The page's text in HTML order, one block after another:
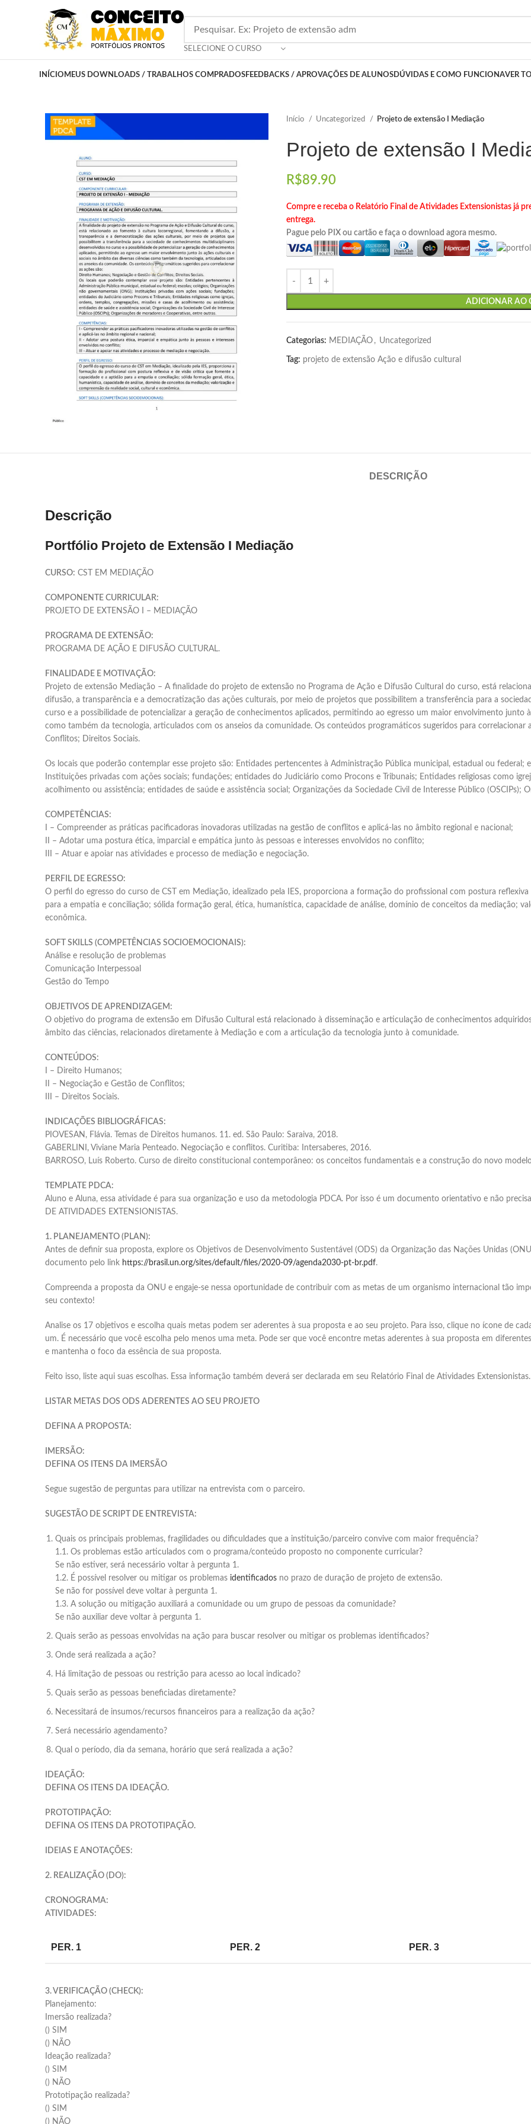
SELECIONE O CURSO
INÍCIO MEUS DOWNLOADS / TRABALHOS COMPRADOSFEEDBACKS / APROVAÇÕES DE ALUNOS DÚVIDAS E COMO FUNCIONAVER
Início Uncategorized Projeto de extensão I Mediação
Projeto de extensão I
R$89.90
Compre e receba o Relatório Final de Atividades Extensionistas já
entrega.
Pague pelo PIX ou cartão e faça o download agora mesmo.
ADICIONAR AO
Categorias: MEDIAÇÃO , Uncategorized
Tag: projeto de extensão Ação e difusão cultural
DESCRIÇÃO
Descrição
Portfólio Projeto de Extensão I Mediação
CURSO: CST EM MEDIAÇÃO
COMPONENTE CURRICULAR:
PROJETO DE EXTENSÃO I – MEDIAÇÃO
PROGRAMA DE EXTENSÃO:
PROGRAMA DE AÇÃO E DIFUSÃO CULTURAL.
FINALIDADE E MOTIVAÇÃO:
Projeto de extensão Mediação – A finalidade do projeto de extensão no Programa de Ação e Difusão Cultural do curso, está
difusão, a transparência e a democratização das ações culturais, por meio de projetos que possibilitem a transferência para a
curso e a possibilidade de potencializar a geração de conhecimentos aplicados, permitindo ao egresso um maior envolvimento junto
como também da tecnologia, articulados com os anseios da comunidade. Os conteúdos programáticos sugeridos para correlacionar
Conflitos; Direitos Sociais.
Os locais que poderão contemplar esse projeto são: Entidades pertencentes à Administração Pública municipal, estadual ou federal;
Instituições privadas com ações sociais; fundações; entidades do Judiciário como Procons e Tribunais; Entidades religiosas como
acolhimento ou assistência; entidades de saúde e assistência social; Organizações da Sociedade Civil de Interesse Público (OSCIPs);
COMPETÊNCIAS:
I – Compreender as práticas pacificadoras inovadoras utilizadas na gestão de conflitos e aplicá-las no âmbito regional e nacional;
II – Adotar uma postura ética, imparcial e empática junto às pessoas e interesses envolvidos no conflito;
III – Atuar e apoiar nas atividades e processo de mediação e negociação.
PERFIL DE EGRESSO:
O perfil do egresso do curso de CST em Mediação, idealizado pela IES, proporciona a formação do profissional com postura
para a empatia e conciliação; sólida formação geral, ética, humanística, capacidade de análise, domínio de conceitos da mediação;
econômica.
SOFT SKILLS (COMPETÊNCIAS SOCIOEMOCIONAIS):
Análise e resolução de problemas
Comunicação Interpessoal
Gestão do Tempo
OBJETIVOS DE APRENDIZAGEM:
O objetivo do programa de extensão em Difusão Cultural está relacionado à disseminação e articulação de conhecimentos
âmbito das ciências, relacionados diretamente à Mediação e com a articulação da tecnologia junto à comunidade.
CONTEÚDOS:
I – Direito Humanos;
II – Negociação e Gestão de Conflitos;
III – Direitos Sociais.
INDICAÇÕES BIBLIOGRÁFICAS:
PIOVESAN, Flávia. Temas de Direitos humanos. 11. ed. São Paulo: Saraiva, 2018.
GABERLINI, Viviane Maria Penteado. Negociação e conflitos. Curitiba: Intersaberes, 2016.
BARROSO, Luís Roberto. Curso de direito constitucional contemporâneo: os conceitos fundamentais e a construção do novo
TEMPLATE PDCA:
Aluno e Aluna, essa atividade é para sua organização e uso da metodologia PDCA. Por isso é um documento orientativo e não
DE ATIVIDADES EXTENSIONISTAS.
1. PLANEJAMENTO (PLAN):
Antes de definir sua proposta, explore os Objetivos de Desenvolvimento Sustentável (ODS) da Organização das Nações Unidas
documento pelo link https://brasil.un.org/sites/default/files/2020-09/agenda2030-pt-br.pdf.
Compreenda a proposta da ONU e engaje-se nessa oportunidade de contribuir com as metas de um organismo internacional tão
seu contexto!
Analise os 17 objetivos e escolha quais metas podem ser aderentes à sua proposta e ao seu projeto. Para isso, clique no ícone de
um. É necessário que você escolha pelo menos uma meta. Pode ser que você encontre metas aderentes à sua proposta em
e mantenha o foco da essência de sua proposta.
Feito isso, liste aqui suas escolhas. Essa informação também deverá ser declarada em seu Relatório Final de Atividades Extensionistas.
LISTAR METAS DOS ODS ADERENTES AO SEU PROJETO
DEFINA A PROPOSTA:
IMERSÃO:
DEFINA OS ITENS DA IMERSÃO
Segue sugestão de perguntas para utilizar na entrevista com o parceiro.
SUGESTÃO DE SCRIPT DE ENTREVISTA:
Quais os principais problemas, fragilidades ou dificuldades que a instituição/parceiro convive com maior frequência?
1.1. Os problemas estão articulados com o programa/conteúdo proposto no componente curricular?
Se não estiver, será necessário voltar à pergunta 1.
1.2. É possível resolver ou mitigar os problemas identificados no prazo de duração de projeto de extensão.
Se não for possível deve voltar à pergunta 1.
1.3. A solução ou mitigação auxiliará a comunidade ou um grupo de pessoas da comunidade?
Se não auxiliar deve voltar à pergunta 1.
Quais serão as pessoas envolvidas na ação para buscar resolver ou mitigar os problemas identificados?
Onde será realizada a ação?
Há limitação de pessoas ou restrição para acesso ao local indicado?
Quais serão as pessoas beneficiadas diretamente?
Necessitará de insumos/recursos financeiros para a realização da ação?
Será necessário agendamento?
Qual o período, dia da semana, horário que será realizada a ação?
IDEAÇÃO:
DEFINA OS ITENS DA IDEAÇÃO.
PROTOTIPAÇÃO:
DEFINA OS ITENS DA PROTOTIPAÇÃO.
IDEIAS E ANOTAÇÕES:
2. REALIZAÇÃO (DO):
CRONOGRAMA:
ATIVIDADES:
PER. 1 PER. 2 PER. 3
3. VERIFICAÇÃO (CHECK):
Planejamento:
Imersão realizada?
() SIM
() NÃO
Ideação realizada?
() SIM
() NÃO
Prototipação realizada?
() SIM
() NÃO
Elaboramos os portfólios